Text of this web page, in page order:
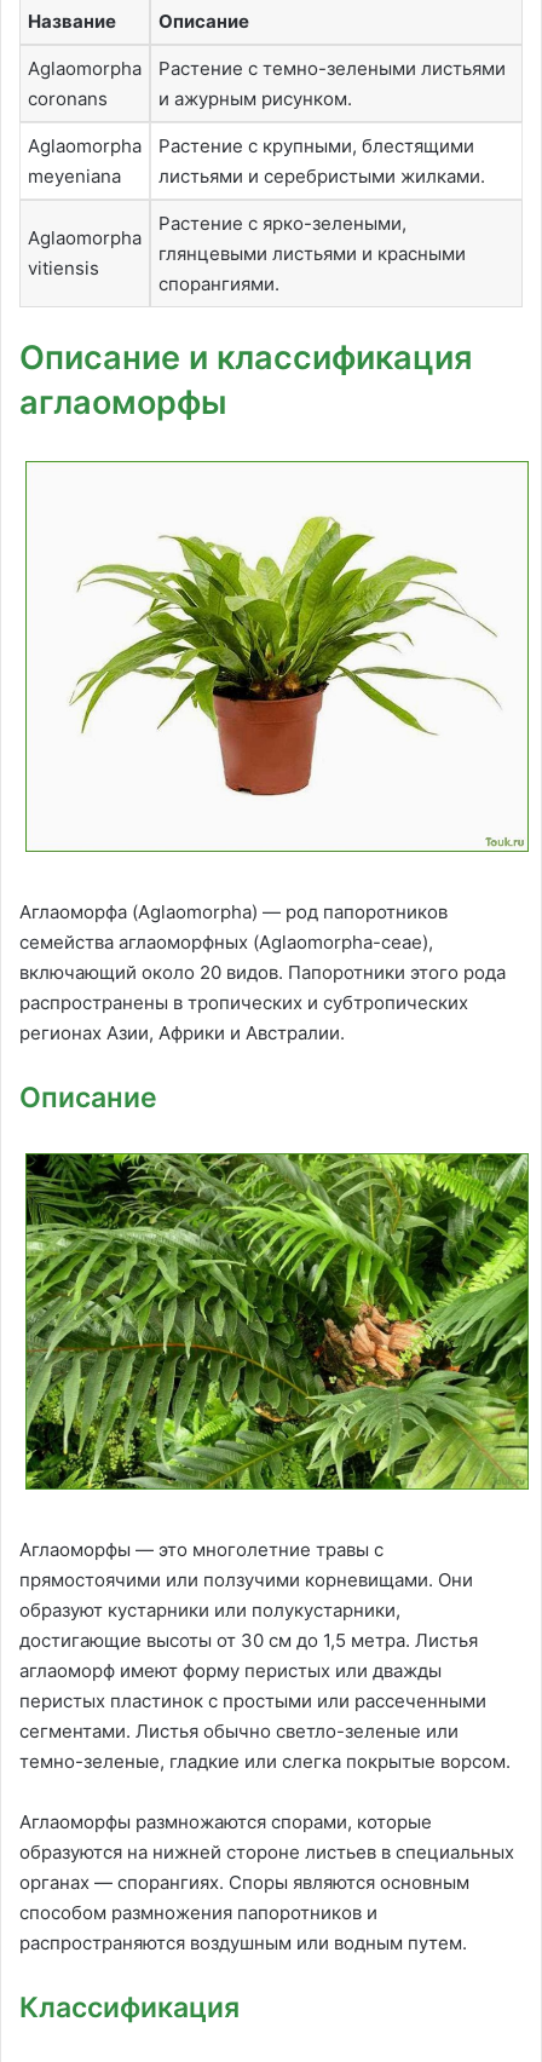
Название Описание
Aglaomorpha
coronans
Растение с темно-зелеными листьями
и ажурным рисунком.
Aglaomorpha
meyeniana
Растение с крупными, блестящими
листьями и серебристыми жилками.
Aglaomorpha
vitiensis
Растение с ярко-зелеными,
глянцевыми листьями и красными
спорангиями.
Описание и классификация
аглаоморфы
Аглаоморфа (Aglaomorpha) — род папоротников
семейства аглаоморфных (Aglaomorpha-ceae),
включающий около 20 видов. Папоротники этого рода
распространены в тропических и субтропических
регионах Азии, Африки и Австралии.
Описание
Аглаоморфы — это многолетние травы с
прямостоячими или ползучими корневищами. Они
образуют кустарники или полукустарники,
достигающие высоты от 30 см до 1,5 метра. Листья
аглаоморф имеют форму перистых или дважды
перистых пластинок с простыми или рассеченными
сегментами. Листья обычно светло-зеленые или
темно-зеленые, гладкие или слегка покрытые ворсом.
Аглаоморфы размножаются спорами, которые
образуются на нижней стороне листьев в специальных
органах — спорангиях. Споры являются основным
способом размножения папоротников и
распространяются воздушным или водным путем.
Классификация